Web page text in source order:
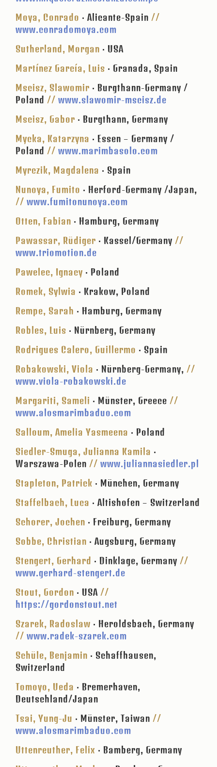
Moya, Conrado · Alicante-Spain //
www.conradomoya.com
Sutherland, Morgan · USA
Martínez García, Luis · Granada, Spain
Mscisz, Slawomir · Burgthann-Germany /
Poland // www.slawomir-mscisz.de
Mscisz, Gabor · Burgthann, Germany
Mycka, Katarzyna · Essen – Germany /
Poland // www.marimbasolo.com
Myrczik, Magdalena · Spain
Nunoya, Fumito · Herford-Germany /Japan,
// www.fumitonunoya.com
Otten, Fabian · Hamburg, Germany
Pawassar, Rüdiger · Kassel/Germany //
www.triomotion.de
Pawelec, Ignacy · Poland
Romek, Sylwia · Krakow, Poland
Rempe, Sarah · Hamburg, Germany
Robles, Luis · Nürnberg, Germany
Rodrigues Calero, Guillermo · Spain
Robakowski, Viola · Nürnberg-Germany, //
www.viola-robakowski.de
Margariti, Sameli · Münster, Greece //
www.alosmarimbaduo.com
Salloum, Amelia Yasmeena · Poland
Siedler-Smuga, Julianna Kamila ·
Warszawa-Polen // www.juliannasiedler.pl
Stapleton, Patrick · München, Germany
Staffelbach, Luca · Altishofen – Switzerland
Schorer, Jochen · Freiburg, Germany
Sobbe, Christian · Augsburg, Germany
Stengert, Gerhard · Dinklage, Germany //
www.gerhard-stengert.de
Stout, Gordon · USA //
https://gordonstout.net
Szarek, Radoslaw · Heroldsbach, Germany
// www.radek-szarek.com
Schüle, Benjamin · Schaffhausen,
Switzerland
Tomoyo, Ueda · Bremerhaven,
Deutschland/Japan
Tsai, Yung-Ju · Münster, Taiwan //
www.alosmarimbaduo.com
Uttenreuther, Felix · Bamberg, Germany